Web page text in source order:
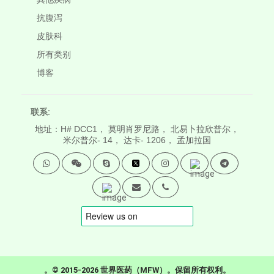
抗腹泻
皮肤科
所有类别
博客
联系:
地址：H# DCC1， 莫明肖罗尼路， 北易卜拉欣普尔，
米尔普尔- 14， 达卡- 1206， 孟加拉国
。© 2015-2026 世界医药（MFW）。保留所有权利。